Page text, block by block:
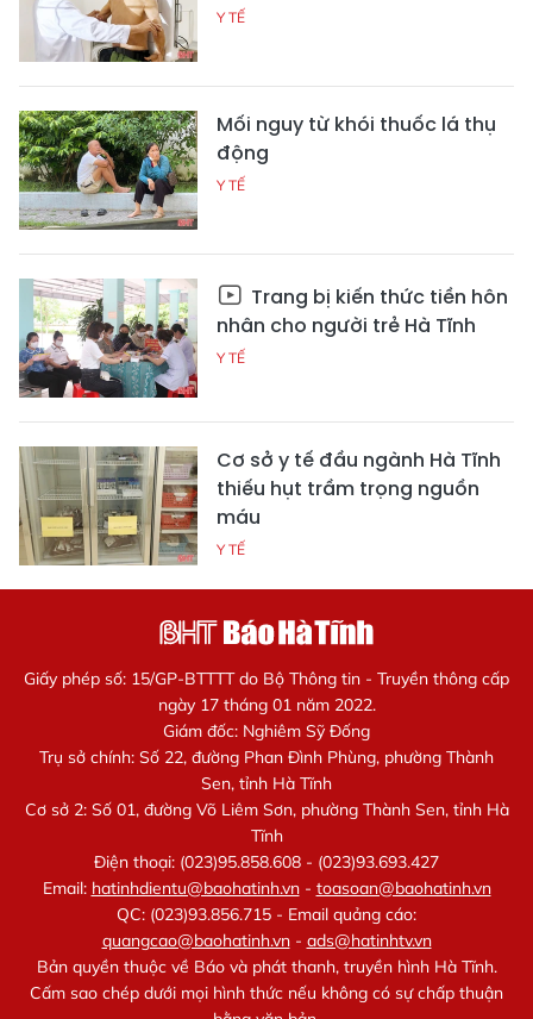
Y TẾ
Mối nguy từ khói thuốc lá thụ
động
Y TẾ
Trang bị kiến thức tiền hôn
nhân cho người trẻ Hà Tĩnh
Y TẾ
Cơ sở y tế đầu ngành Hà Tĩnh
thiếu hụt trầm trọng nguồn
máu
Y TẾ
Giấy phép số: 15/GP-BTTTT do Bộ Thông tin - Truyền thông cấp
ngày 17 tháng 01 năm 2022.
Giám đốc: Nghiêm Sỹ Đống
Trụ sở chính: Số 22, đường Phan Đình Phùng, phường Thành
Sen, tỉnh Hà Tĩnh
Cơ sở 2: Số 01, đường Võ Liêm Sơn, phường Thành Sen, tỉnh Hà
Tĩnh
Điện thoại: (023)95.858.608 - (023)93.693.427
Email: hatinhdientu@baohatinh.vn- toasoan@baohatinh.vn
QC: (023)93.856.715 - Email quảng cáo:
quangcao@baohatinh.vn- ads@hatinhtv.vn
Bản quyền thuộc về Báo và phát thanh, truyền hình Hà Tĩnh.
Cấm sao chép dưới mọi hình thức nếu không có sự chấp thuận